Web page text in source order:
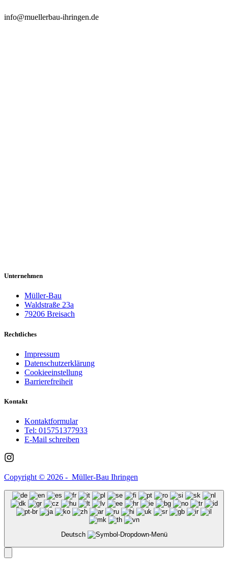
info@muellerbau-ihringen.de
Unternehmen
Müller-Bau
Waldstraße 23a
79206 Breisach
Rechtliches
Impressum
Datenschutzerklärung
Cookieeinstellung
Barrierefreiheit
Kontakt
Kontaktformular
Tel: 015751377933
E-Mail schreiben
Copyright © 2026 - Müller-Bau Ihringen
Deutsch